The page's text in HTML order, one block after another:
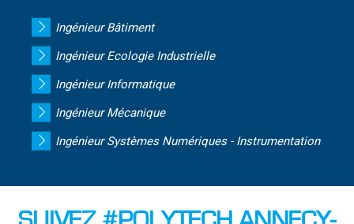
Ingénieur Bâtiment
Ingénieur Ecologie Industrielle
Ingénieur Informatique
Ingénieur Mécanique
Ingénieur Systèmes Numériques - Instrumentation